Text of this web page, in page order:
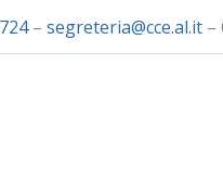
– segreteria@cce.al.it –